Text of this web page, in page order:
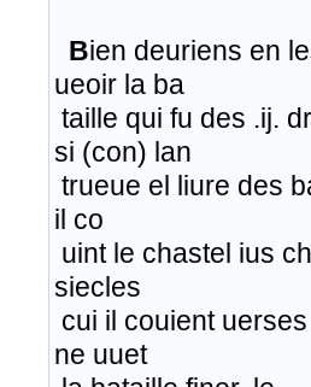
Bien deuriens en
ueoir la ba
taille qui fu des .ij.
si (con) lan
trueue el liure des
il co
uint le chastel ius
siecles
cui il couient
ne uuet